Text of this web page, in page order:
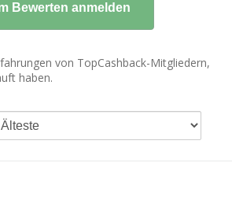
von TopCashback-Mitgliedern,
haben.